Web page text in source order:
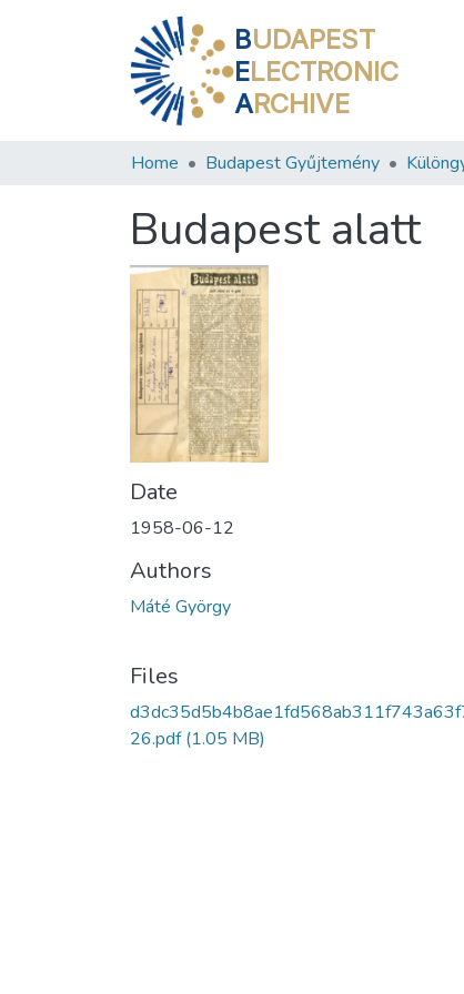
BUDAPEST
ELECTRONIC
ARCHIVE
Home Budapest Gyűjtemény
Budapest alatt
Date
1958-06-12
Authors
Máté György
Files
26.pdf(1.05 MB)